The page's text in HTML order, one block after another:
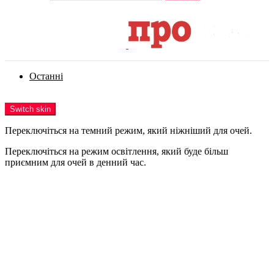
Останні
Switch skin
Переключіться на темний режим, який ніжніший для очей.
Переключіться на режим освітлення, який буде більш
приємним для очей в денний час.